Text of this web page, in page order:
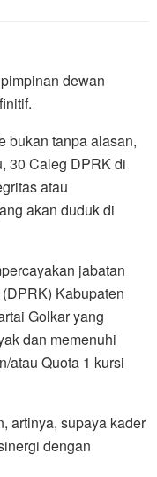
dewan
bukan tanpa alasan,
30 Caleg DPRK di
atau
akan duduk di
jabatan
Kabupaten
Golkar yang
dan memenuhi
atau Quota 1 kursi
artinya, supaya kader
dengan